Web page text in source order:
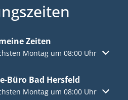
Zeiten
oder Schließzeiten
Montag um 08:00 Uhr
Büro Bad Hersfeld
oder Schließzeiten
Montag um 08:00 Uhr